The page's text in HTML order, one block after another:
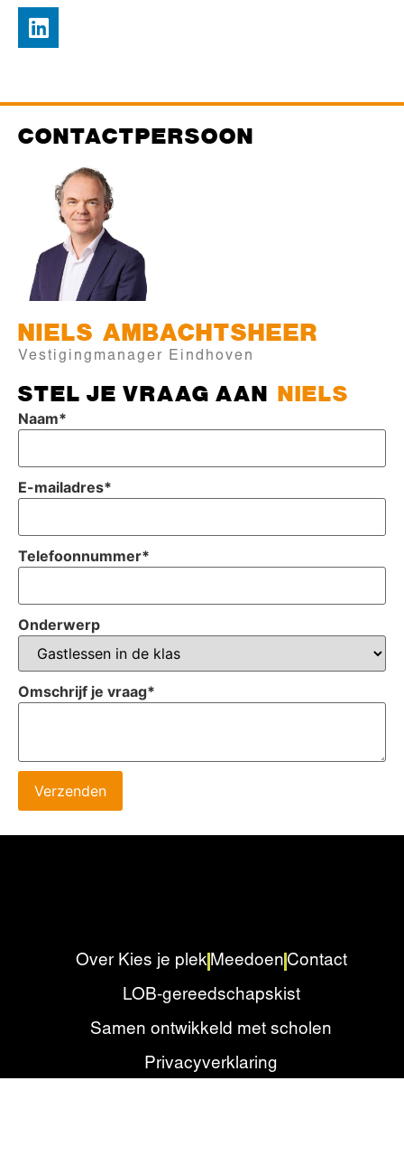
CONTACTPERSOON
NIELS AMBACHTSHEER
Vestigingmanager Eindhoven
STEL JE VRAAG AAN NIELS
Naam*
E-mailadres*
Telefoonnummer*
Onderwerp
Omschrijf je vraag*
Verzenden
Over Kies je plek Meedoen Contact
LOB-gereedschapskist
Samen ontwikkeld met scholen
Privacyverklaring